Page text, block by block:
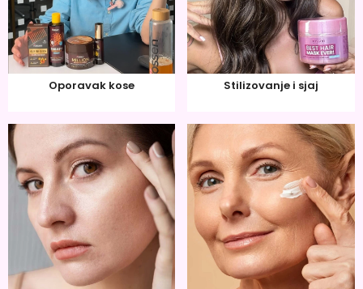
Oporavak kose Stilizovanje i sjaj